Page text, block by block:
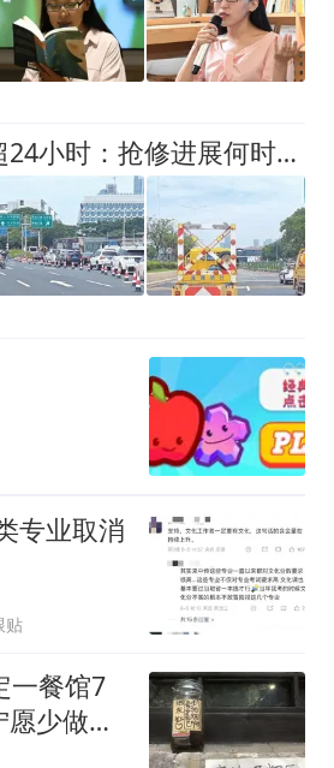
滨海大道沉降超24小时：抢修进展何时公布？道路拥堵能否化解？
专业取消
贴
一餐馆7
少做生